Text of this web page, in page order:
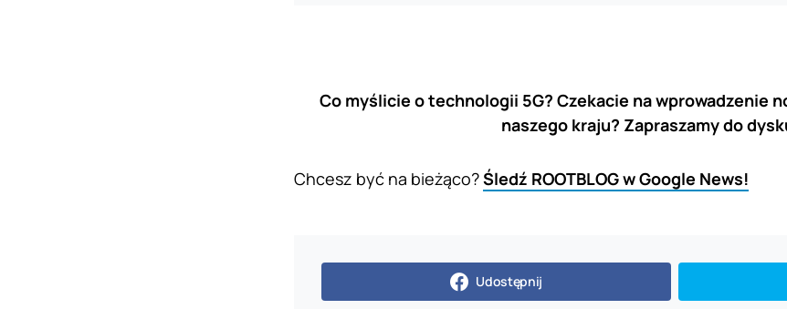
Co myślicie o technologii 5G? Czekacie na wprowadzenie
naszego kraju? Zapraszamy do
Chcesz być na bieżąco?Śledź ROOTBLOG w Google News!
Udostępnij